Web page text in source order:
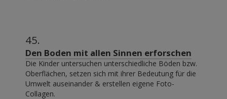
45.
Den Boden mit allen Sinnen erforschen
Die Kinder untersuchen unterschiedliche Böden bzw.
Oberflächen, setzen sich mit ihrer Bedeutung für die
Umwelt auseinander & erstellen eigene Foto-
Collagen.